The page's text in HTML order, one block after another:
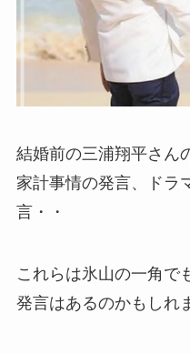
結婚前の三浦翔平さん
家計事情の発言、ドラ
言・・
これらは氷山の一角で
発言はあるのかもしれ